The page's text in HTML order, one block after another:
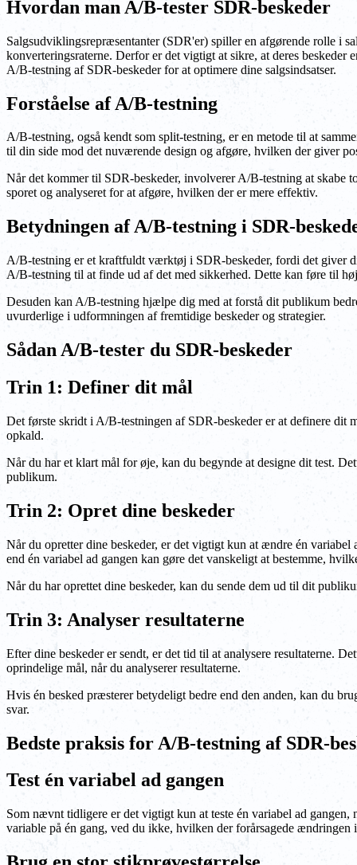
Hvordan man A/B-tester SDR-beskeder
Salgsudviklingsrepræsentanter (SDR'er) spiller en afgørende rolle i
konverteringsraterne. Derfor er det vigtigt at sikre, at deres
A/B-testning af SDR-beskeder for at optimere dine salgsindsatser.
Forståelse af A/B-testning
A/B-testning, også kendt som split-testning, er en metode til at
til din side mod det nuværende design og afgøre, hvilken der giver
Når det kommer til SDR-beskeder, involverer A/B-testning at skabe
sporet og analyseret for at afgøre, hvilken der er mere effektiv.
Betydningen af A/B-testning i SDR-
A/B-testning er et kraftfuldt værktøj i SDR-beskeder, fordi det giver
A/B-testning til at finde ud af det med sikkerhed. Dette kan føre til
Desuden kan A/B-testning hjælpe dig med at forstå dit publikum
uvurderlige i udformningen af fremtidige beskeder og strategier.
Sådan A/B-tester du SDR-beskeder
Trin 1: Definer dit mål
Det første skridt i A/B-testningen af SDR-beskeder er at definere dit
opkald.
Når du har et klart mål for øje, kan du begynde at designe dit test.
publikum.
Trin 2: Opret dine beskeder
Når du opretter dine beskeder, er det vigtigt kun at ændre én
end én variabel ad gangen kan gøre det vanskeligt at bestemme,
Når du har oprettet dine beskeder, kan du sende dem ud til dit
Trin 3: Analyser resultaterne
Efter dine beskeder er sendt, er det tid til at analysere resultaterne.
oprindelige mål, når du analyserer resultaterne.
Hvis én besked præsterer betydeligt bedre end den anden, kan du
svar.
Bedste praksis for A/B-testning af SDR-
Test én variabel ad gangen
Som nævnt tidligere er det vigtigt kun at teste én variabel ad
variable på én gang, ved du ikke, hvilken der forårsagede ændringen